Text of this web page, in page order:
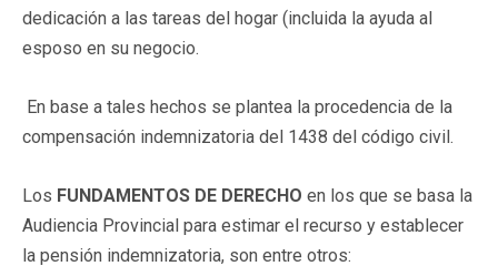
dedicación a las tareas del hogar (incluida la ayuda al
esposo en su negocio.
En base a tales hechos se plantea la procedencia de la
compensación indemnizatoria del 1438 del código civil.
Los FUNDAMENTOS DE DERECHO en los que se basa la
Audiencia Provincial para estimar el recurso y establecer
la pensión indemnizatoria, son entre otros: